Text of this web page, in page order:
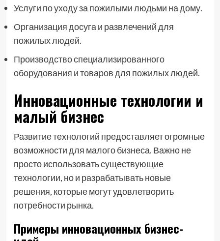
Услуги по уходу за пожилыми людьми на дому.
Организация досуга и развлечений для
пожилых людей.
Производство специализированного
оборудования и товаров для пожилых людей.
Инновационные технологии и
малый бизнес
Развитие технологий предоставляет огромные
возможности для малого бизнеса. Важно не
просто использовать существующие
технологии, но и разрабатывать новые
решения, которые могут удовлетворить
потребности рынка.
Примеры инновационных бизнес-